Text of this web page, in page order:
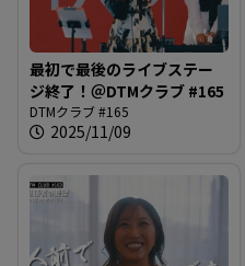
最初で最後のライブステー
ジ終了！＠DTMクラブ #165
DTMクラブ #165
2025/11/09